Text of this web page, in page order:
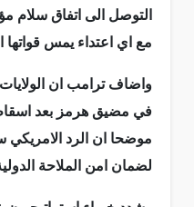
التوصل الى اتفاق سلام
مع اي اعتداء يمس قواتها
واضاف ترامب ان الولايات
في مضيق هرمز بعد
موضحا ان الرد الامريكي
لضمان امن الملاحة